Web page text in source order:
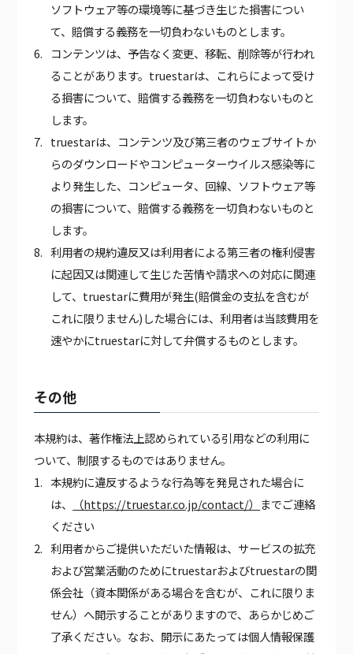
ソフトウェア等の環境等に基づき生じた損害につい
て、賠償する義務を一切負わないものとします。
コンテンツは、予告なく変更、移転、削除等が行われ
ることがあります。truestarは、これらによって受け
る損害について、賠償する義務を一切負わないものと
します。
truestarは、コンテンツ及び第三者のウェブサイトか
らのダウンロードやコンピューターウイルス感染等に
より発生した、コンピュータ、回線、ソフトウェア等
の損害について、賠償する義務を一切負わないものと
します。
利用者の規約違反又は利用者による第三者の権利侵害
に起因又は関連して生じた苦情や請求への対応に関連
して、truestarに費用が発生(賠償金の支払を含むが
これに限りません)した場合には、利用者は当該費用を
速やかにtruestarに対して弁償するものとします。
その他
本規約は、著作権法上認められている引用などの利用に
ついて、制限するものではありません。
本規約に違反するような行為等を発見された場合に
は、
（https://truestar.co.jp/contact/） までご連絡
ください
利用者からご提供いただいた情報は、サービスの拡充
および営業活動のためにtruestarおよびtruestarの関
係会社（資本関係がある場合を含むが、これに限りま
せん）へ開示することがありますので、あらかじめご
了承ください。なお、開示にあたっては個人情報保護